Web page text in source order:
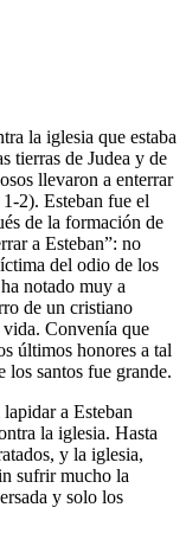
la iglesia que estaba
tierras de Judea y de
llevaron a enterrar
2). Esteban fue el
de la formación de
a Esteban”: no
del odio de los
notado muy a
de un cristiano
vida. Convenía que
últimos honores a tal
santos fue grande.
a Esteban
la iglesia. Hasta
y la iglesia,
sufrir mucho la
y solo los